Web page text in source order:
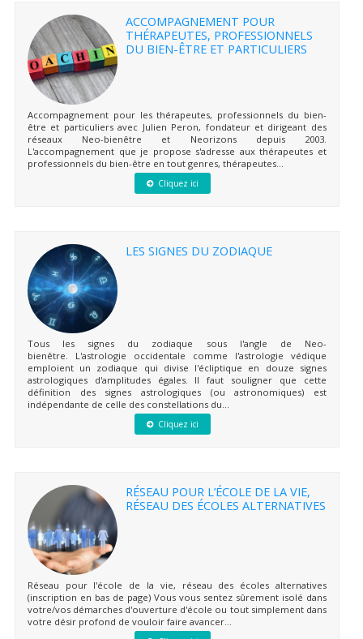
ACCOMPAGNEMENT POUR
THÉRAPEUTES, PROFESSIONNELS
DU BIEN-ÊTRE ET PARTICULIERS
Accompagnement pour les thérapeutes, professionnels du bien-
être et particuliers avec Julien Peron, fondateur et dirigeant des
réseaux Neo-bienêtre et Neorizons depuis 2003.
L'accompagnement que je propose s'adresse aux thérapeutes et
professionnels du bien-être en tout genres, thérapeutes...
Cliquez ici
LES SIGNES DU ZODIAQUE
Tous les signes du zodiaque sous l'angle de Neo-
bienêtre. L'astrologie occidentale comme l'astrologie védique
emploient un zodiaque qui divise l'écliptique en douze signes
astrologiques d'amplitudes égales. Il faut souligner que cette
définition des signes astrologiques (ou astronomiques) est
indépendante de celle des constellations du...
Cliquez ici
RÉSEAU POUR L’ÉCOLE DE LA VIE,
RÉSEAU DES ÉCOLES ALTERNATIVES
Réseau pour l'école de la vie, réseau des écoles alternatives
(inscription en bas de page) Vous vous sentez sûrement isolé dans
votre/vos démarches d'ouverture d'école ou tout simplement dans
votre désir profond de vouloir faire avancer...